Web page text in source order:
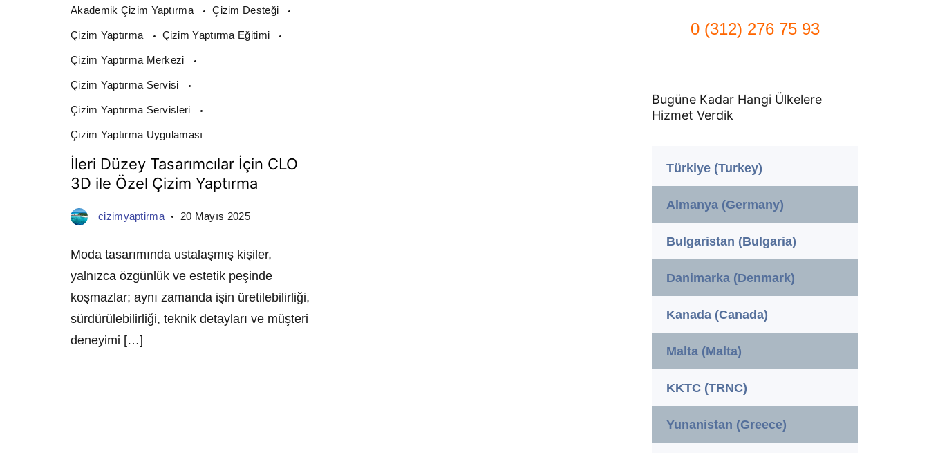
Akademik Çizim Yaptırma Çizim Desteği
Çizim Yaptırma Çizim Yaptırma Eğitimi
Çizim Yaptırma Merkezi
Çizim Yaptırma Servisi
Çizim Yaptırma Servisleri
Çizim Yaptırma Uygulaması
İleri Düzey Tasarımcılar İçin CLO
3D ile Özel Çizim Yaptırma
cizimyaptirma 20 Mayıs 2025
Moda tasarımında ustalaşmış kişiler,
yalnızca özgünlük ve estetik peşinde
koşmazlar; aynı zamanda işin üretilebilirliği,
sürdürülebilirliği, teknik detayları ve müşteri
deneyimi […]
0 (312) 276 75 93
Bugüne Kadar Hangi Ülkelere
Hizmet Verdik
Türkiye (Turkey)
Almanya (Germany)
Bulgaristan (Bulgaria)
Danimarka (Denmark)
Kanada (Canada)
Malta (Malta)
KKTC (TRNC)
Yunanistan (Greece)